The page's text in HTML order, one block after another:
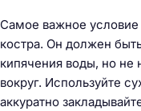
Самое важное
костра. Он должен
кипячения воды, но не
вокруг. Используйте
аккуратно